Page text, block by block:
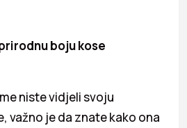
boju kose
niste vidjeli svoju
važno je da znate kako ona